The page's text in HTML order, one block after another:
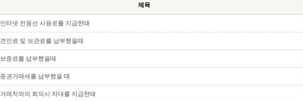
제목
인터넷 전용선 사용료를 지급한때
견인료 및 보관료를 납부했을때
보증료를 납부했을때
증권거래세를 납부했을 때
거래처와의 회의시 차대를 지급한때